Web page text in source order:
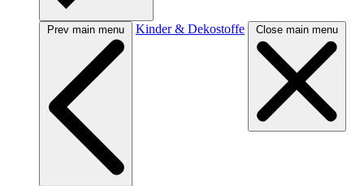
Prev main menu Kinder & Dekostoffe Close main menu